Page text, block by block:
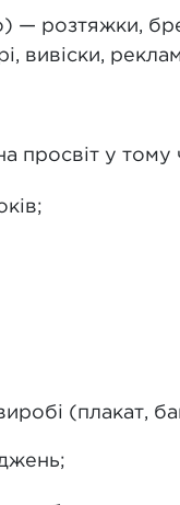
— розтяжки,
вивіски,
просвіт у тому
(плакат,